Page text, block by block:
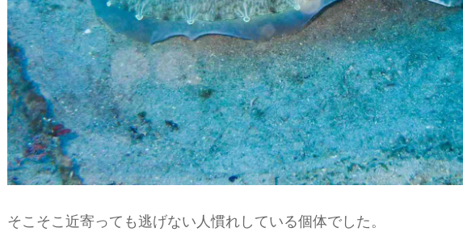
そこそこ近寄っても逃げない人慣れしている個体でした。